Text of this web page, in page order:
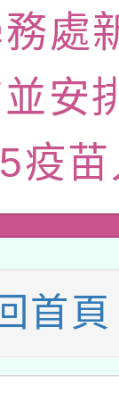
輔導
施計畫
研討
與發展
學前
局辦
實施計
北場」
中心
招生簡
功大學
-教案
前教
施，
「
節水達
期六
系列
藝術
巡演
學前
處
安
疫
首頁